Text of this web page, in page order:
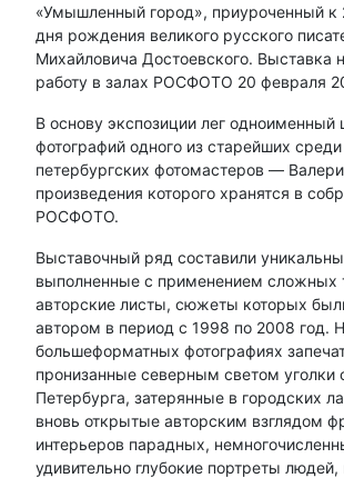
«Умышленный город», приуроченный к
дня рождения великого русского
Михайловича Достоевского. Выставка
работу в залах РОСФОТО 20 февраля
В основу экспозиции лег одноименный
фотографий одного из старейших
петербургских фотомастеров ―
произведения которого хранятся в
РОСФОТО.
Выставочный ряд составили
выполненные с применением сложных
авторские листы, сюжеты которых
автором в период с 1998 по 2008 год.
большеформатных фотографиях
пронизанные северным светом уголки
Петербурга, затерянные в городских
вновь открытые авторским взглядом
интерьеров парадных,
удивительно глубокие портреты людей,